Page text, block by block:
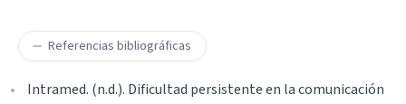
Referencias bibliográficas
Intramed. (n.d.). Dificultad persistente en la comunicación